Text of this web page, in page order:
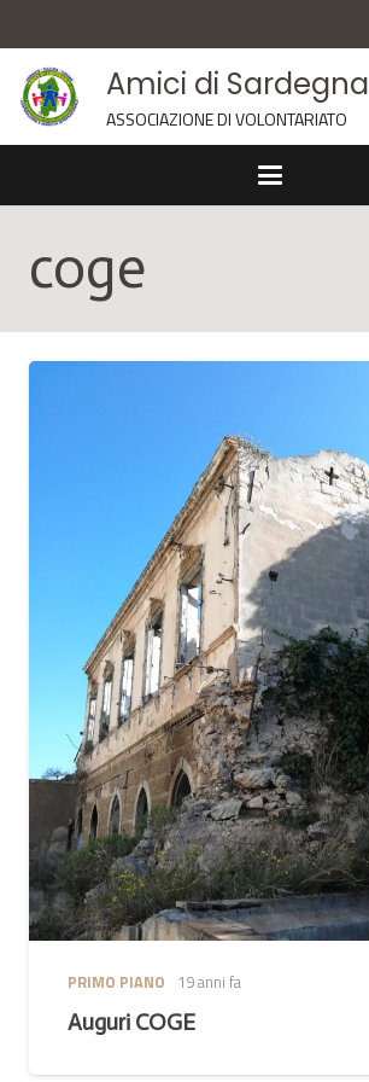
Amici di Sardegna
ASSOCIAZIONE DI VOLONTARIATO
coge
PRIMO PIANO 19 anni fa
Auguri COGE